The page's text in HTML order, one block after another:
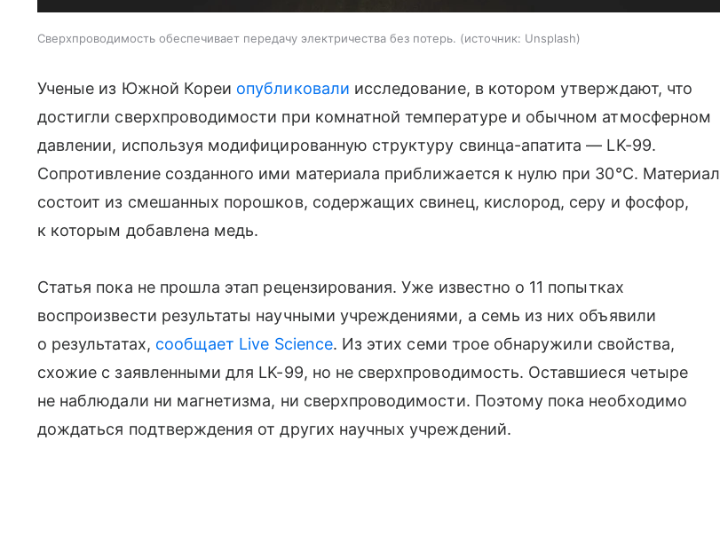
Сверхпроводимость обеспечивает передачу электричества без потерь. источник: Unsplash
Ученые из Южной Кореи опубликовали исследование, в котором утверждают, что
достигли сверхпроводимости при комнатной температуре и обычном атмосферном
давлении, используя модифицированную структуру свинца-апатита — LK-99.
Сопротивление созданного ими материала приближается к нулю при 30°C. Материал
состоит из смешанных порошков, содержащих свинец, кислород, серу и фосфор,
к которым добавлена медь.
Статья пока не прошла этап рецензирования. Уже известно о 11 попытках
воспроизвести результаты научными учреждениями, а семь из них объявили
о результатах, сообщает Live Science. Из этих семи трое обнаружили свойства,
схожие с заявленными для LK-99, но не сверхпроводимость. Оставшиеся четыре
не наблюдали ни магнетизма, ни сверхпроводимости. Поэтому пока необходимо
дождаться подтверждения от других научных учреждений.